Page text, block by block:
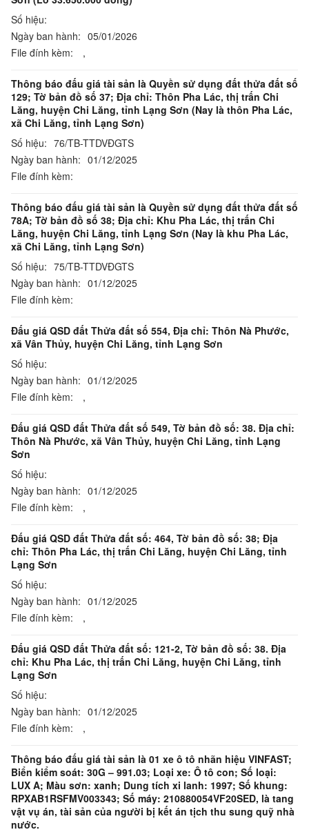
Số hiệu:
Ngày ban hành: 05/01/2026
File đính kèm:
,
Thông báo đấu giá tài sản là Quyền sử dụng đất thửa đất số
129; Tờ bản đồ số 37; Địa chỉ: Thôn Pha Lác, thị trấn Chi
Lăng, huyện Chi Lăng, tỉnh Lạng Sơn (Nay là thôn Pha Lác,
xã Chi Lăng, tỉnh Lạng Sơn)
Số hiệu: 76/TB-TTDVĐGTS
Ngày ban hành: 01/12/2025
File đính kèm:
Thông báo đấu giá tài sản là Quyền sử dụng đất thửa đất số
78A; Tờ bản đồ số 38; Địa chỉ: Khu Pha Lác, thị trấn Chi
Lăng, huyện Chi Lăng, tỉnh Lạng Sơn (Nay là khu Pha Lác,
xã Chi Lăng, tỉnh Lạng Sơn)
Số hiệu: 75/TB-TTDVĐGTS
Ngày ban hành: 01/12/2025
File đính kèm:
Đấu giá QSD đất Thửa đất số 554, Địa chỉ: Thôn Nà Phước,
xã Vân Thủy, huyện Chi Lăng, tỉnh Lạng Sơn
Số hiệu:
Ngày ban hành: 01/12/2025
File đính kèm:
,
Đấu giá QSD đất Thửa đất số 549, Tờ bản đồ số: 38. Địa chỉ:
Thôn Nà Phước, xã Vân Thủy, huyện Chi Lăng, tỉnh Lạng
Sơn
Số hiệu:
Ngày ban hành: 01/12/2025
File đính kèm:
,
Đấu giá QSD đất Thửa đất số: 464, Tờ bản đồ số: 38; Địa
chỉ: Thôn Pha Lác, thị trấn Chi Lăng, huyện Chi Lăng, tỉnh
Lạng Sơn
Số hiệu:
Ngày ban hành: 01/12/2025
File đính kèm:
,
Đấu giá QSD đất Thửa đất số: 121-2, Tờ bản đồ số: 38. Địa
chỉ: Khu Pha Lác, thị trấn Chi Lăng, huyện Chi Lăng, tỉnh
Lạng Sơn
Số hiệu:
Ngày ban hành: 01/12/2025
File đính kèm:
,
Thông báo đấu giá tài sản là 01 xe ô tô nhãn hiệu VINFAST;
Biển kiểm soát: 30G – 991.03; Loại xe: Ô tô con; Số loại:
LUX A; Màu sơn: xanh; Dung tích xi lanh: 1997; Số khung:
RPXAB1RSFMV003343; Số máy: 210880054VF20SED, là tang
vật vụ án, tài sản của người bị kết án tịch thu sung quỹ nhà
nước.